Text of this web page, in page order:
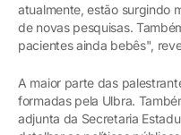
atualmente, estão surgindo
de novas pesquisas.
pacientes ainda bebês",
A maior parte das
formadas pela Ulbra.
adjunta da Secretaria